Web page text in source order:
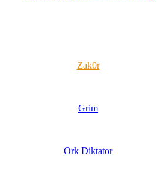
Zak0r
Grim
Ork Diktator